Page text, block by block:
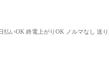
払いOK 終電上がりOK ノルマなし 送